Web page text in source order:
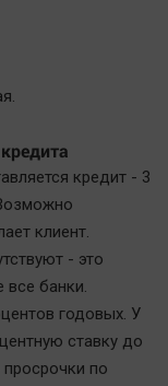
кредит - 3
клиент.
- это
банки.
годовых. У
ставку до
просрочки по